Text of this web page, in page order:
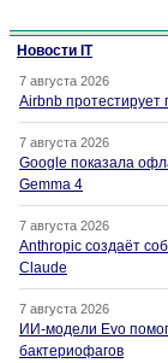
Новости IT
7 августа 2026
Airbnb протестирует
7 августа 2026
Google показала
Gemma 4
7 августа 2026
Anthropic создаёт
Claude
7 августа 2026
ИИ-модели Evo
бактериофагов